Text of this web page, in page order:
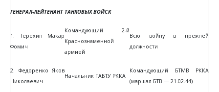
ГЕНЕРАЛ-ЛЕЙТЕНАНТ ТАНКОВЫХ ВОЙСК
1. Терехин Макар
Фомич
Командующий 2-й
Краснознаменной
армией
Всю войну в прежней
должности
2. Федоренко Яков
Николаевич
Начальник ГАБТУ РККА
Командующий БТМВ РККА
(маршал БТВ — 21.02.44)